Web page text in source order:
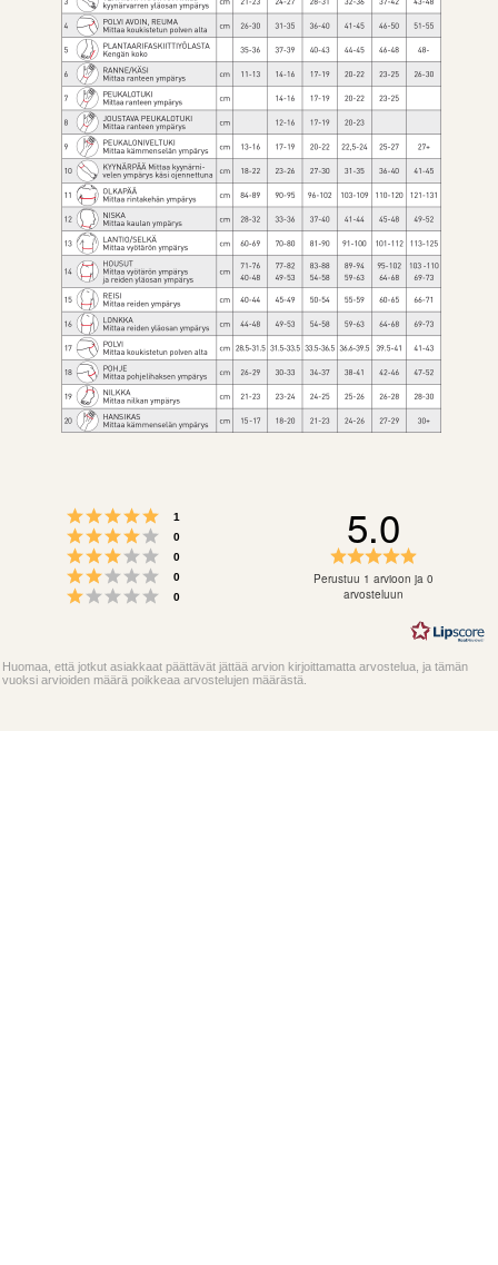
Arvio 5 5:sta tähdestä
1
Arvio 4 5:sta tähdestä
0
Arvio 3 5:sta tähdestä
0
Arvio 2 5:sta tähdestä
0
Arvio 1 5:sta tähdestä
0
5.0
5.0
Perustuu 1 arvioon ja 0
arvosteluun
Huomaa, että jotkut asiakkaat päättävät jättää arvion kirjoittamatta arvostelua, ja tämän
vuoksi arvioiden määrä poikkeaa arvostelujen määrästä.